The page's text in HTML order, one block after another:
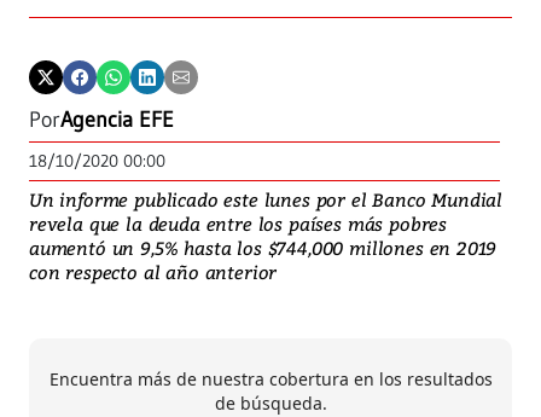
PorAgencia EFE
18/10/2020 00:00
Un informe publicado este lunes por el Banco Mundial
revela que la deuda entre los países más pobres
aumentó un 9,5% hasta los $744,000 millones en 2019
con respecto al año anterior
Encuentra más de nuestra cobertura en los resultados
de búsqueda.